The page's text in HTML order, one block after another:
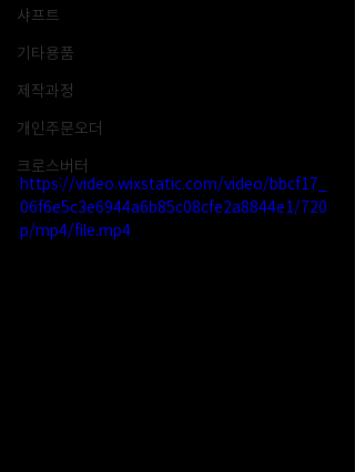
샤프트
기타용품
제작과정
개인주문오더
크로스버터
https://video.wixstatic.com/video/bbcf17_
06f6e5c3e6944a6b85c08cfe2a8844e1/720
p/mp4/file.mp4